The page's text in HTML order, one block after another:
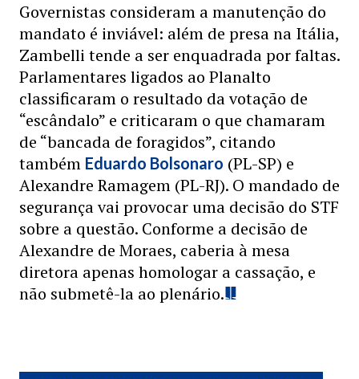
Governistas consideram a manutenção do
mandato é inviável: além de presa na Itália,
Zambelli tende a ser enquadrada por faltas.
Parlamentares ligados ao Planalto
classificaram o resultado da votação de
“escândalo” e criticaram o que chamaram
de “bancada de foragidos”, citando
também Eduardo Bolsonaro (PL-SP) e
Alexandre Ramagem (PL-RJ). O mandado de
segurança vai provocar uma decisão do STF
sobre a questão. Conforme a decisão de
Alexandre de Moraes, caberia à mesa
diretora apenas homologar a cassação, e
não submetê-la ao plenário.